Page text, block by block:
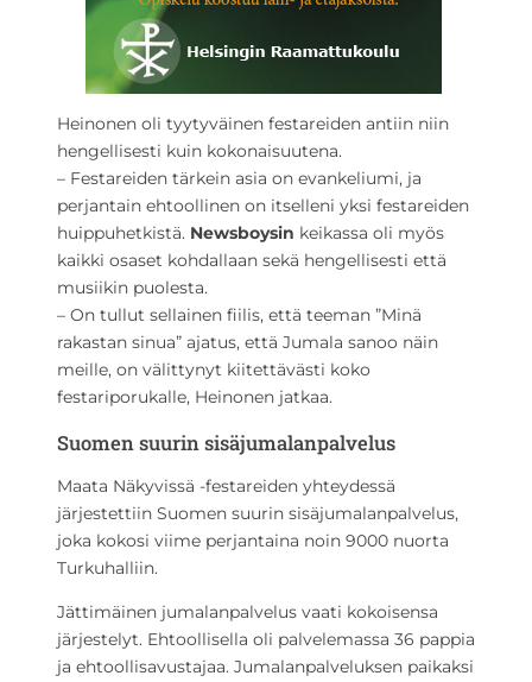
Heinonen oli tyytyväinen festareiden antiin niin
hengellisesti kuin kokonaisuutena.
– Festareiden tärkein asia on evankeliumi, ja
perjantain ehtoollinen on itselleni yksi festareiden
huippuhetkistä. Newsboysin keikassa oli myös
kaikki osaset kohdallaan sekä hengellisesti että
musiikin puolesta.
– On tullut sellainen fiilis, että teeman ”Minä
rakastan sinua” ajatus, että Jumala sanoo näin
meille, on välittynyt kiitettävästi koko
festariporukalle, Heinonen jatkaa.
Suomen suurin sisäjumalanpalvelus
Maata Näkyvissä -festareiden yhteydessä
järjestettiin Suomen suurin sisäjumalanpalvelus,
joka kokosi viime perjantaina noin 9000 nuorta
Turkuhalliin.
Jättimäinen jumalanpalvelus vaati kokoisensa
järjestelyt. Ehtoollisella oli palvelemassa 36 pappia
ja ehtoollisavustajaa. Jumalanpalveluksen paikaksi